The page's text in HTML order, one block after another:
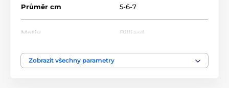
Průměr cm 5-6-7
Motiv Billiard
Typ ocenění
Zobrazit všechny parametry